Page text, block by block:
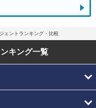
ェントランキング・比較
キング一覧